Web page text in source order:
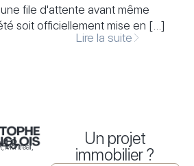
file d'attente avant même
soit officiellement mise en […]
Lire la suite
Montréal,
Un projet
immobilier ?